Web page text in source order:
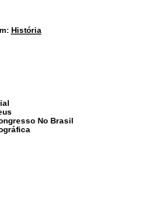
História
No Brasil